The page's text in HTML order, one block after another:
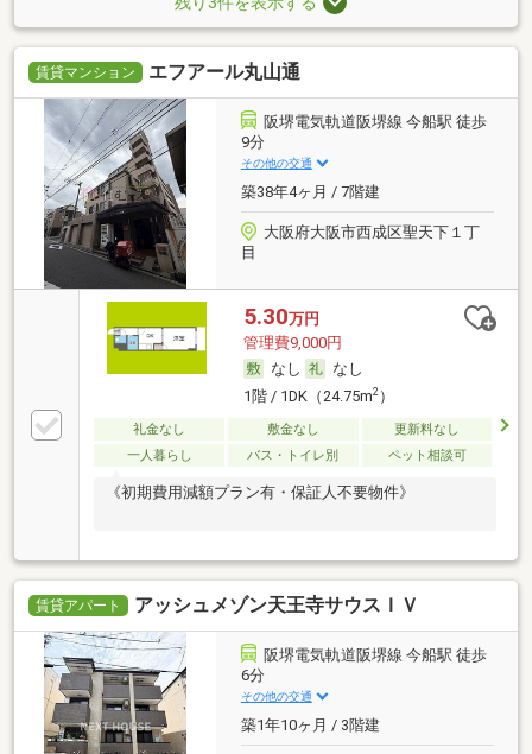
賃貸マンション エフアール丸山通
阪堺電気軌道阪堺線 今船駅 徒歩
9分
その他の交通
築38年4ヶ月 / 7階建
大阪府大阪市西成区聖天下１丁
目
5.30万円
管理費9,000円
なし
なし
1階 / 1DK（24.75m2）
礼金なし 敷金なし
更新料なし
一人暮らし
バス・トイレ別 ペット相談可
《初期費用減額プラン有・保証人不要物件》
賃貸アパート アッシュメゾン天王寺サウスＩＶ
阪堺電気軌道阪堺線 今船駅 徒歩
6分
その他の交通
築1年10ヶ月 / 3階建